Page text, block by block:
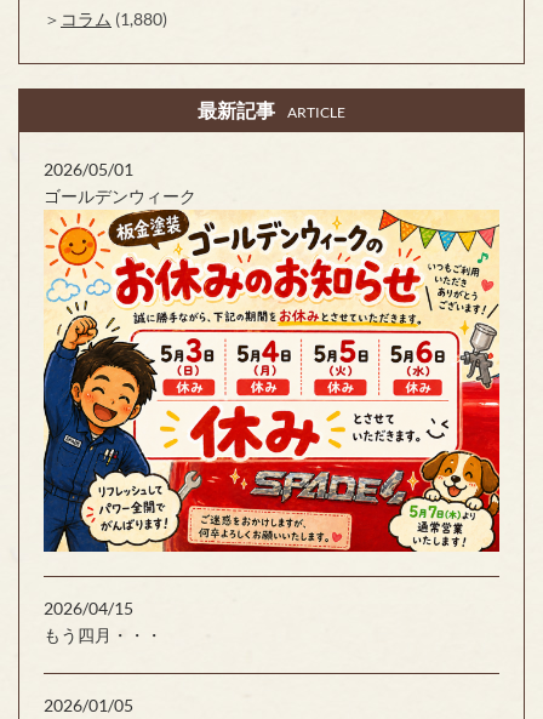
コラム (1,880)
最新記事 ARTICLE
2026/05/01
ゴールデンウィーク
2026/04/15
もう四月・・・
2026/01/05